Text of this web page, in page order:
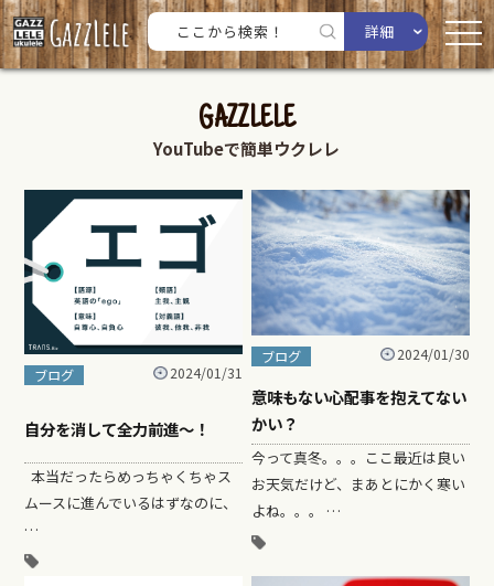
詳細
GAZZLELE
YouTubeで簡単ウクレレ
ブログ 2024/01/31
自分を消して全力前進〜！
本当だったらめっちゃくちゃス
ムースに進んでいるはずなのに、
…
ブログ 2024/01/30
意味もない心配事を抱えてない
かい？
今って真冬。。。ここ最近は良い
お天気だけど、まあとにかく寒い
よね。。。 …